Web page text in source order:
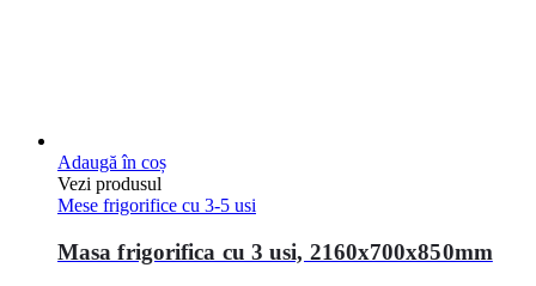
Adaugă în coș
Vezi produsul
Mese frigorifice cu 3-5 usi
Masa frigorifica cu 3 usi, 2160x700x850mm